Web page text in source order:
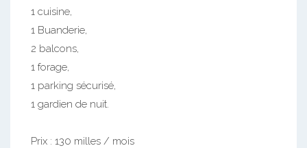
1 cuisine,
1 Buanderie,
2 balcons,
1 forage,
1 parking sécurisé,
1 gardien de nuit.
Prix : 130 milles / mois